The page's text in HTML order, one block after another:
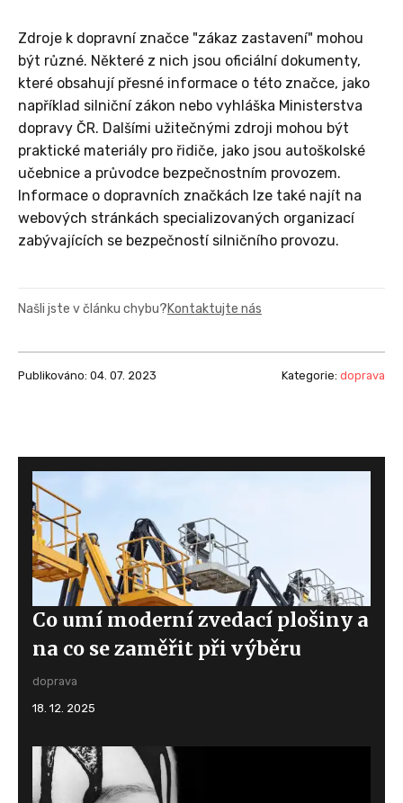
Zdroje k dopravní značce "zákaz zastavení" mohou
být různé. Některé z nich jsou oficiální dokumenty,
které obsahují přesné informace o této značce, jako
například silniční zákon nebo vyhláška Ministerstva
dopravy ČR. Dalšími užitečnými zdroji mohou být
praktické materiály pro řidiče, jako jsou autoškolské
učebnice a průvodce bezpečnostním provozem.
Informace o dopravních značkách lze také najít na
webových stránkách specializovaných organizací
zabývajících se bezpečností silničního provozu.
Našli jste v článku chybu?Kontaktujte nás
Publikováno: 04. 07. 2023 Kategorie: doprava
Co umí moderní zvedací plošiny a
na co se zaměřit při výběru
doprava
18. 12. 2025